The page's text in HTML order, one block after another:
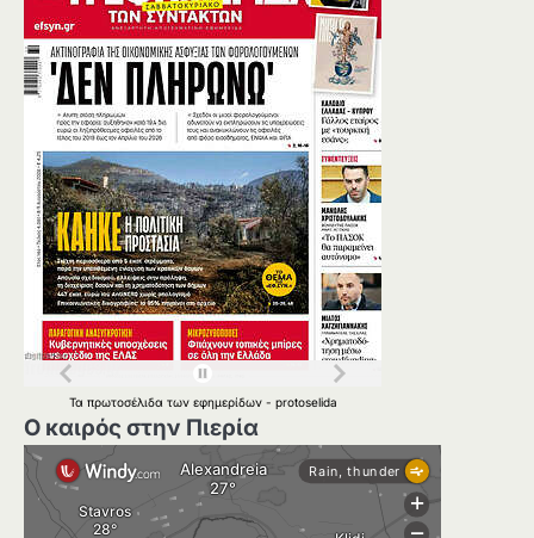
Τα πρωτοσέλιδα των εφημερίδων - protoselida
Ο καιρός στην Πιερία